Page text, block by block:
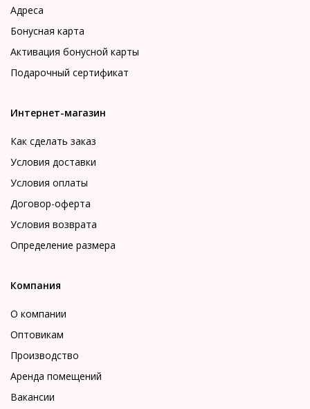
Адреса
Бонусная карта
Активация бонусной карты
Подарочный сертификат
Интернет-магазин
Как сделать заказ
Условия доставки
Условия оплаты
Договор-оферта
Условия возврата
Определение размера
Компания
О компании
Оптовикам
Производство
Аренда помещений
Вакансии